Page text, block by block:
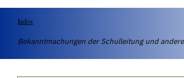
Infos
Bekanntmachungen der Schulleitung und